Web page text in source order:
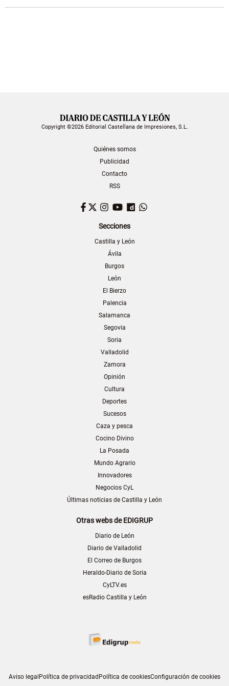
Copyright ©2026 Editorial Castellana de Impresiones, S.L.
Quiénes somos
Publicidad
Contacto
RSS
Facebook
TwitterInstagram
YouTubeDailymotion
Secciones
Castilla y León
Ávila
Burgos
León
El Bierzo
Palencia
Salamanca
Segovia
Soria
Valladolid
Zamora
Opinión
Cultura
Deportes
Sucesos
Caza y pesca
Cocino Divino
La Posada
Mundo Agrario
Innovadores
Negocios CyL
Últimas noticias de Castilla y León
Otras webs de EDIGRUP
Diario de León
Diario de Valladolid
El Correo de Burgos
Heraldo-Diario de Soria
CyLTV.es
esRadio Castilla y León
Aviso legalPolítica de privacidadPolítica de cookiesConfiguración de cookies